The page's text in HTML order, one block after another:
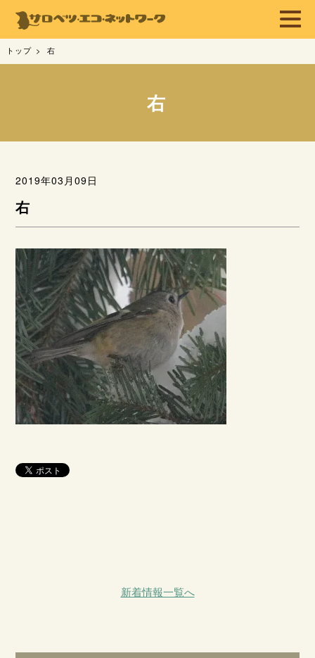
トップ 右
右
2019年03月09日
右
新着情報一覧へ